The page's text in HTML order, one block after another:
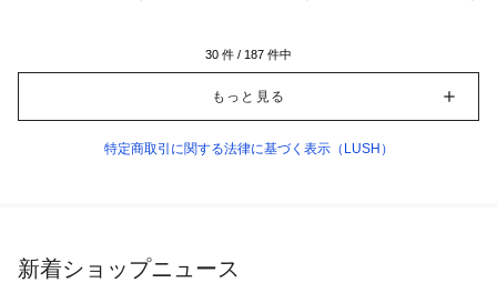
30 件 / 187 件中
もっと見る
特定商取引に関する法律に基づく表示（LUSH）
新着ショップニュース